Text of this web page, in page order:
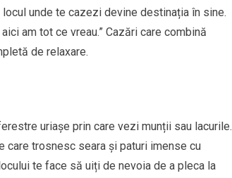
unde te cazezi devine destinația în sine.
am tot ce vreau.” Cazări care combină
de relaxare.
uriașe prin care vezi munții sau lacurile.
care trosnesc seara și paturi imense cu
te face să uiți de nevoia de a pleca la